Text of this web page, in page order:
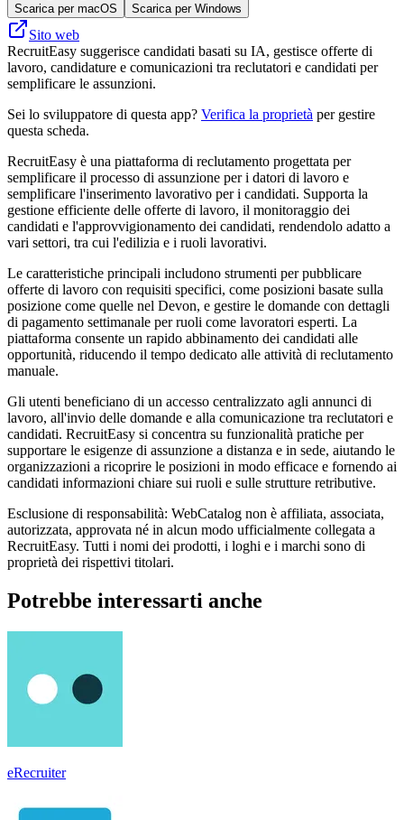
Scarica per macOS Scarica per Windows
Sito web
RecruitEasy suggerisce candidati basati su IA, gestisce offerte di
lavoro, candidature e comunicazioni tra reclutatori e candidati per
semplificare le assunzioni.
Sei lo sviluppatore di questa app? Verifica la proprietà per gestire
questa scheda.
RecruitEasy è una piattaforma di reclutamento progettata per
semplificare il processo di assunzione per i datori di lavoro e
semplificare l'inserimento lavorativo per i candidati. Supporta la
gestione efficiente delle offerte di lavoro, il monitoraggio dei
candidati e l'approvvigionamento dei candidati, rendendolo adatto a
vari settori, tra cui l'edilizia e i ruoli lavorativi.
Le caratteristiche principali includono strumenti per pubblicare
offerte di lavoro con requisiti specifici, come posizioni basate sulla
posizione come quelle nel Devon, e gestire le domande con dettagli
di pagamento settimanale per ruoli come lavoratori esperti. La
piattaforma consente un rapido abbinamento dei candidati alle
opportunità, riducendo il tempo dedicato alle attività di reclutamento
manuale.
Gli utenti beneficiano di un accesso centralizzato agli annunci di
lavoro, all'invio delle domande e alla comunicazione tra reclutatori e
candidati. RecruitEasy si concentra su funzionalità pratiche per
supportare le esigenze di assunzione a distanza e in sede, aiutando le
organizzazioni a ricoprire le posizioni in modo efficace e fornendo ai
candidati informazioni chiare sui ruoli e sulle strutture retributive.
Esclusione di responsabilità: WebCatalog non è affiliata, associata,
autorizzata, approvata né in alcun modo ufficialmente collegata a
RecruitEasy. Tutti i nomi dei prodotti, i loghi e i marchi sono di
proprietà dei rispettivi titolari.
Potrebbe interessarti anche
eRecruiter